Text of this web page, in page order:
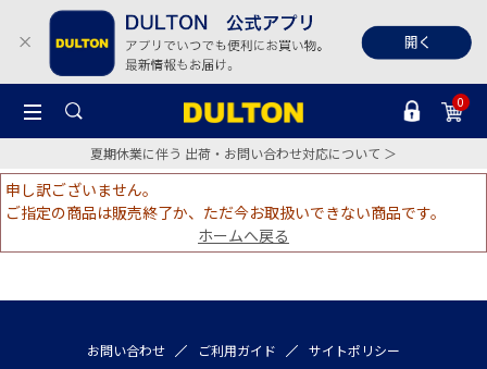
0
夏期休業に伴う 出荷・お問い合わせ対応について ＞
申し訳ございません。
ご指定の商品は販売終了か、ただ今お取扱いできない商品です。
ホームへ戻る
お問い合わせ ご利用ガイド
サイトポリシー